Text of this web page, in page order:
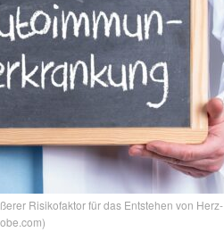
Risikofaktor für das Entstehen von Herz-